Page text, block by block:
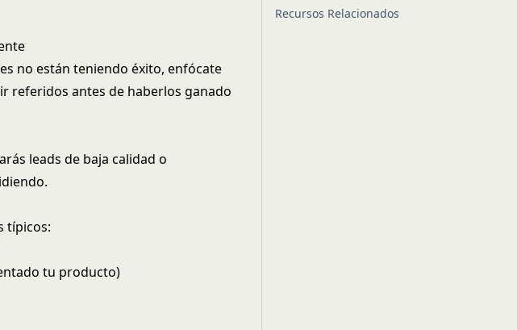
no están teniendo éxito, enfócate
referidos antes de haberlos ganado
leads de baja calidad o
típicos:
tu producto)
Recursos Relacionados